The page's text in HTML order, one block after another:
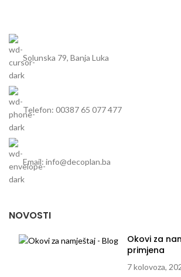
Solunska 79, Banja Luka
Telefon: 00387 65 077 477
Email: info@decoplan.ba
NOVOSTI
Okovi za
primjena
7 kolovoza,